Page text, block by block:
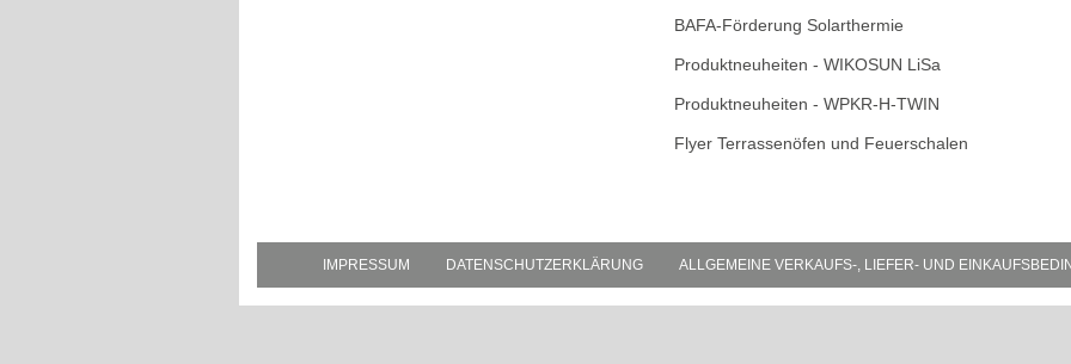
BAFA-Förderung Solarthermie
Produktneuheiten - WIKOSUN LiSa
Produktneuheiten - WPKR-H-TWIN
Flyer Terrassenöfen und Feuerschalen
IMPRESSUM DATENSCHUTZERKLÄRUNG ALLGEMEINE VERKAUFS-, LIEFER- UND